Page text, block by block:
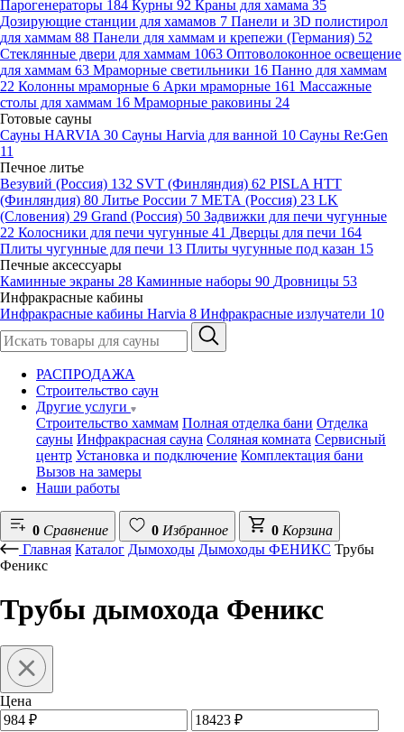
Парогенераторы 184 Курны 92 Краны для хамама 35
Дозирующие станции для хамамов 7 Панели и 3D полистирол
для хаммам 88 Панели для хаммам и крепежи (Германия) 52
Стеклянные двери для хаммам 1063 Оптоволоконное освещение
для хаммам 63 Мраморные светильники 16 Панно для хаммам
22 Колонны мраморные 6 Арки мраморные 161 Массажные
столы для хаммам 16 Мраморные раковины 24
Готовые сауны
Сауны HARVIA 30 Сауны Harvia для ванной 10 Сауны Re:Gen
11
Печное литье
Везувий (Россия) 132 SVT (Финляндия) 62 PISLA HTT
(Финляндия) 80 Литье России 7 МЕТА (Россия) 23 LK
(Словения) 29 Grand (Россия) 50 Задвижки для печи чугунные
22 Колосники для печи чугунные 41 Дверцы для печи 164
Плиты чугунные для печи 13 Плиты чугунные под казан 15
Печные аксессуары
Каминные экраны 28 Каминные наборы 90 Дровницы 53
Инфракрасные кабины
Инфракрасные кабины Harvia 8 Инфракрасные излучатели 10
РАСПРОДАЖА
Строительство саун
Другие услуги
Строительство хаммам Полная отделка бани Отделка
сауны Инфракрасная сауна Соляная комната Сервисный
центр Установка и подключение Комплектация бани
Вызов на замеры
Наши работы
0 Сравнение 0 Избранное 0 Корзина
Главная Каталог Дымоходы Дымоходы ФЕНИКС Трубы
Феникс
Трубы дымохода Феникс
Цена